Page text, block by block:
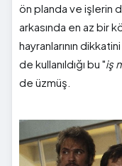
ön planda ve işlerin
arkasında en az bir
hayranlarının
de kullanıldığı bu "iş
de üzmüş.